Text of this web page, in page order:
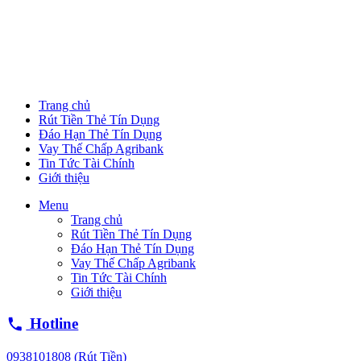
Trang chủ
Rút Tiền Thẻ Tín Dụng
Đáo Hạn Thẻ Tín Dụng
Vay Thế Chấp Agribank
Tin Tức Tài Chính
Giới thiệu
Menu
Trang chủ
Rút Tiền Thẻ Tín Dụng
Đáo Hạn Thẻ Tín Dụng
Vay Thế Chấp Agribank
Tin Tức Tài Chính
Giới thiệu
Hotline
0938101808 (Rút Tiền)